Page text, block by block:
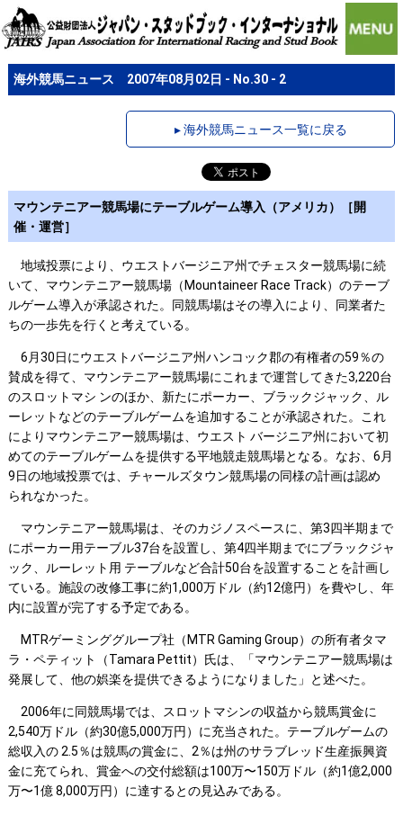
海外競馬ニュース 2007年08月02日 - No.30 - 2
▸ 海外競馬ニュース一覧に戻る
マウンテニアー競馬場にテーブルゲーム導入（アメリカ）［開
催・運営］
地域投票により、ウエストバージニア州でチェスター競馬場に続
いて、マウンテニアー競馬場（Mountaineer Race Track）のテーブ
ルゲーム導入が承認された。同競馬場はその導入により、同業者た
ちの一歩先を行くと考えている。
6月30日にウエストバージニア州ハンコック郡の有権者の59％の
賛成を得て、マウンテニアー競馬場にこれまで運営してきた3,220台
のスロットマシ ンのほか、新たにポーカー、ブラックジャック、ル
ーレットなどのテーブルゲームを追加することが承認された。これ
によりマウンテニアー競馬場は、ウエスト バージニア州において初
めてのテーブルゲームを提供する平地競走競馬場となる。なお、6月
9日の地域投票では、チャールズタウン競馬場の同様の計画は認め
られなかった。
マウンテニアー競馬場は、そのカジノスペースに、第3四半期まで
にポーカー用テーブル37台を設置し、第4四半期までにブラックジャ
ック、ルーレット用 テーブルなど合計50台を設置することを計画し
ている。施設の改修工事に約1,000万ドル（約12億円）を費やし、年
内に設置が完了する予定である。
MTRゲーミンググループ社（MTR Gaming Group）の所有者タマ
ラ・ペティット（Tamara Pettit）氏は、「マウンテニアー競馬場は
発展して、他の娯楽を提供できるようになりました」と述べた。
2006年に同競馬場では、スロットマシンの収益から競馬賞金に
2,540万ドル（約30億5,000万円）に充当された。テーブルゲームの
総収入の 2.5％は競馬の賞金に、2％は州のサラブレッド生産振興資
金に充てられ、賞金への交付総額は100万〜150万ドル（約1億2,000
万〜1億 8,000万円）に達するとの見込みである。